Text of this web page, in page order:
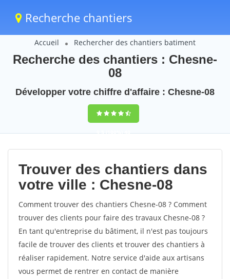
Recherche chantiers
Accueil Rechercher des chantiers batiment
Recherche des chantiers : Chesne-
08
Développer votre chiffre d'affaire : Chesne-08
9,5(100%)40
votes
Trouver des chantiers dans
votre ville : Chesne-08
Comment trouver des chantiers Chesne-08 ? Comment
trouver des clients pour faire des travaux Chesne-08 ?
En tant qu'entreprise du bâtiment, il n'est pas toujours
facile de trouver des clients et trouver des chantiers à
réaliser rapidement. Notre service d'aide aux artisans
vous permet de rentrer en contact de manière